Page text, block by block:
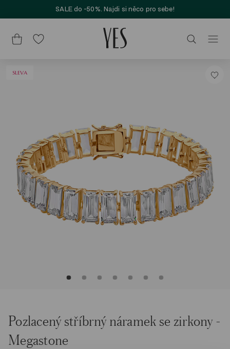
SALE do -50%. Najdi si něco pro sebe!
SLEVA
Pozlacený stříbrný náramek se zirkony -
Megastone